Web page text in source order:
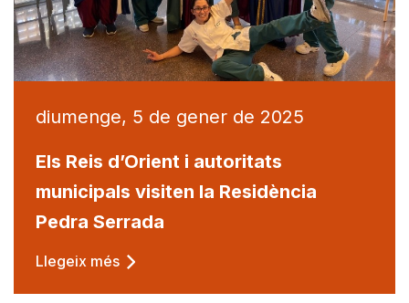
diumenge, 5 de gener de 2025
Els Reis d’Orient i autoritats
municipals visiten la Residència
Pedra Serrada
Llegeix més